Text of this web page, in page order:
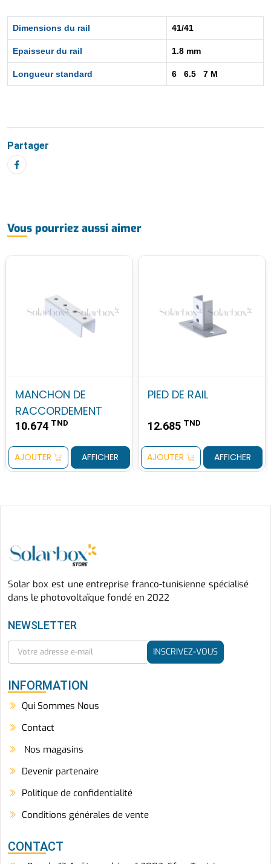
Dimensions du rail 41/41
Epaisseur du rail 1.8 mm
Longueur standard 6 6.5 7 M
Partager
Vous pourriez aussi aimer
MANCHON DE
RACCORDEMENT
10.674 TND
AJOUTER AFFICHER
PIED DE RAIL
12.685 TND
AJOUTER AFFICHER
Solar box est une entreprise franco-tunisienne spécialisé
dans le photovoltaïque fondé en 2022
NEWSLETTER
INSCRIVEZ-VOUS
INFORMATION
Qui Sommes Nous
Contact
Nos magasins
Devenir partenaire
Politique de confidentialité
Conditions générales de vente
CONTACT